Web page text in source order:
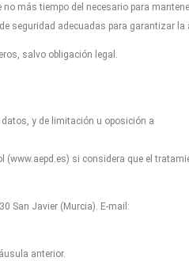
no más tiempo del necesario para
seguridad adecuadas para garantizar
salvo obligación legal.
y de limitación u oposición a
si considera que el
San Javier (Murcia). E-mail:
anterior.